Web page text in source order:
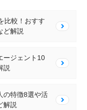
比較！おすす
ど解説
ージェント10
説
の特徴8選や活
解説